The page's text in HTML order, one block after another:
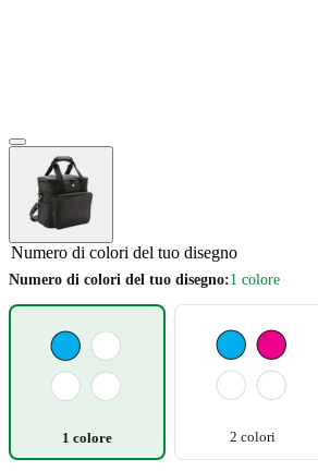
Numero di colori del tuo disegno:1 colore
Numero di colori del tuo disegno
1 colore 2 colori